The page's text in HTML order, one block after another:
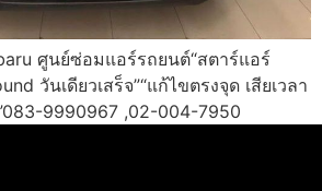
ศูนย์ซ่อมแอร์รถยนต์“สตาร์แอร์
วันเดียวเสร็จ”“แก้ไขตรงจุด เสียเวลา
9990967 ,02-004-7950